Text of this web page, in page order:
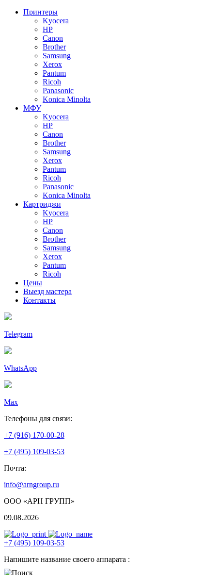
Принтеры
Kyocera
HP
Canon
Brother
Samsung
Xerox
Pantum
Ricoh
Panasonic
Konica Minolta
МФУ
Kyocera
HP
Canon
Brother
Samsung
Xerox
Pantum
Ricoh
Panasonic
Konica Minolta
Картриджи
Kyocera
HP
Canon
Brother
Samsung
Xerox
Pantum
Ricoh
Цены
Выезд мастера
Контакты
Telegram
WhatsApp
Max
Телефоны для связи:
+7 (916) 170-00-28
+7 (495) 109-03-53
Почта:
info@arngroup.ru
ООО «АРН ГРУПП»
09.08.2026
+7 (495) 109-03-53
Напишите название своего аппарата :